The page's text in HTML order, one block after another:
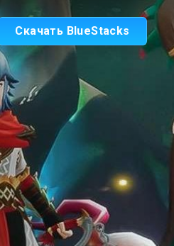
Скачать BlueStacks